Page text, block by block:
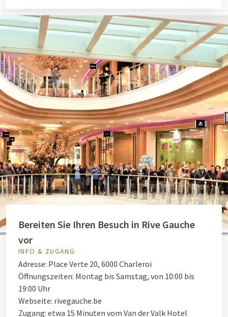
Bereiten Sie Ihren Besuch in Rive Gauche
vor
INFO & ZUGANG
Adresse: Place Verte 20, 6000 Charleroi
Öffnungszeiten: Montag bis Samstag, von 10:00 bis
19:00 Uhr
Webseite: rivegauche.be
Zugang: etwa 15 Minuten vom Van der Valk Hotel